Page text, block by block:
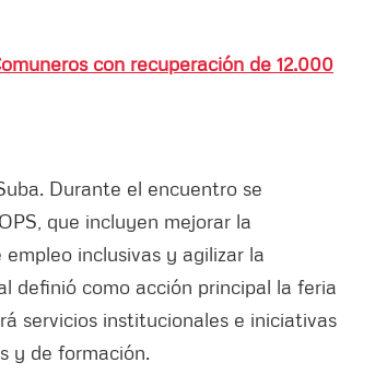
con recuperación de 12.000
Durante el encuentro se
que incluyen mejorar la
inclusivas y agilizar la
definió como acción principal la feria
servicios institucionales e iniciativas
y de formación.